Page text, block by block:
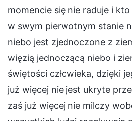
momencie się nie raduje i kto
w swym pierwotnym stanie
niebo jest zjednoczone z
więzią jednoczącą niebo i
świętości człowieka, dzięki
już więcej nie jest ukryte
zaś już więcej nie milczy